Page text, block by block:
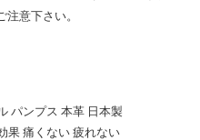
意下さい。
パンプス 本革 日本製
果 痛くない 疲れない